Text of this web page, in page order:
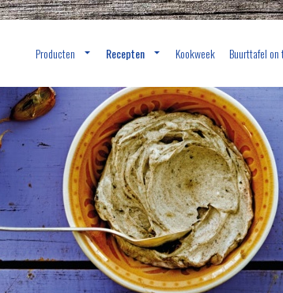
Producten Recepten Kookweek Buurttafel on